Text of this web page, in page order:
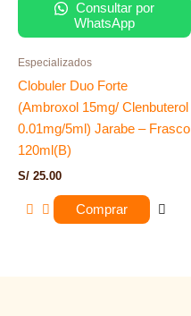
Consultar por
WhatsApp
Especializados
Clobuler Duo Forte
(Ambroxol 15mg/ Clenbuterol
0.01mg/5ml) Jarabe – Frasco
120ml(B)
S/ 25.00
Comprar